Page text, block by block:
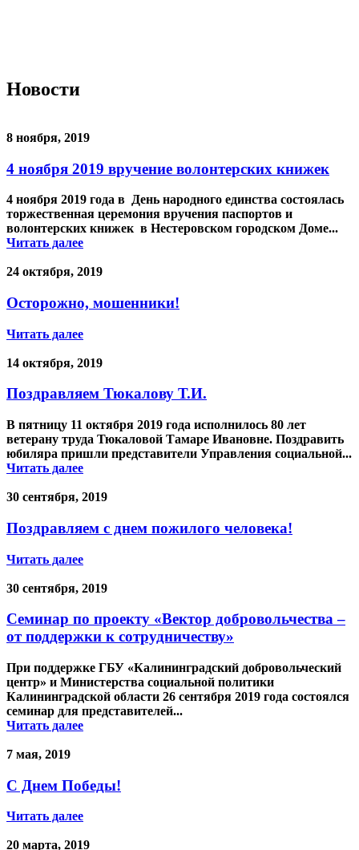
Новости
8 ноября, 2019
4 ноября 2019 вручение волонтерских книжек
4 ноября 2019 года в День народного единства состоялась
торжественная церемония вручения паспортов и
волонтерских книжек в Нестеровском городском Доме...
Читать далее
24 октября, 2019
Осторожно, мошенники!
Читать далее
14 октября, 2019
Поздравляем Тюкалову Т.И.
В пятницу 11 октября 2019 года исполнилось 80 лет
ветерану труда Тюкаловой Тамаре Ивановне. Поздравить
юбиляра пришли представители Управления социальной...
Читать далее
30 сентября, 2019
Поздравляем с днем пожилого человека!
Читать далее
30 сентября, 2019
Семинар по проекту «Вектор добровольчества –
от поддержки к сотрудничеству»
При поддержке ГБУ «Калининградский добровольческий
центр» и Министерства социальной политики
Калининградской области 26 сентября 2019 года состоялся
семинар для представителей...
Читать далее
7 мая, 2019
С Днем Победы!
Читать далее
20 марта, 2019